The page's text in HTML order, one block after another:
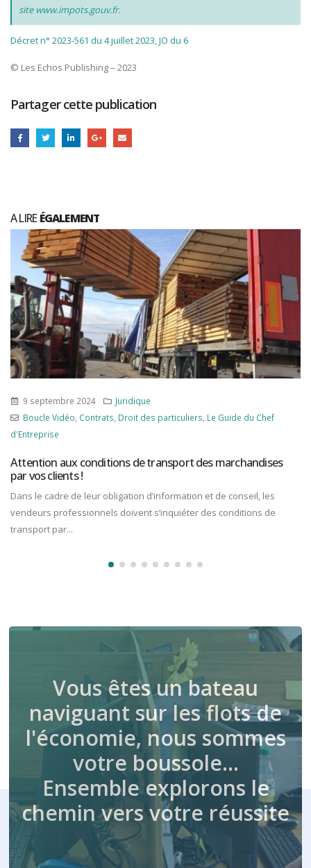
site www.impots.gouv.fr.
Décret n° 2023-561 du 4 juillet 2023, JO du 6
© Les Echos Publishing – 2023
Partager cette publication
A LIREÉGALEMENT
9 septembre 2024
Juridique
Boucle Vidéo Contrats Droit des particuliers Le Guide du Chef
d'Entreprise
Attention aux conditions de transport des marchandises
par vos clients !
Dans le cadre de leur obligation d’information et de conseil, les
vendeurs professionnels doivent s’inquiéter des conditions de
transport par...
Vous êtes un bateau
naviguant sur les flots de
l'économie, nous sommes
votre boussole…
Ensemble explorons le
chemin vers votre réussite